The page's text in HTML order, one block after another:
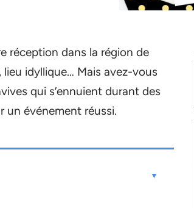
réception dans la région de
idyllique… Mais avez-vous
qui s’ennuient durant des
un événement réussi.